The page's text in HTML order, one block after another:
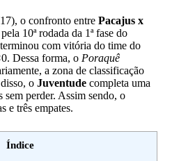
o confronto entre Pacajus x
10ª rodada da 1ª fase do
terminou com vitória do time do
Dessa forma, o Poraquê
a zona de classificação
o Juventude completa uma
sem perder. Assim sendo, o
e três empates.
Índice